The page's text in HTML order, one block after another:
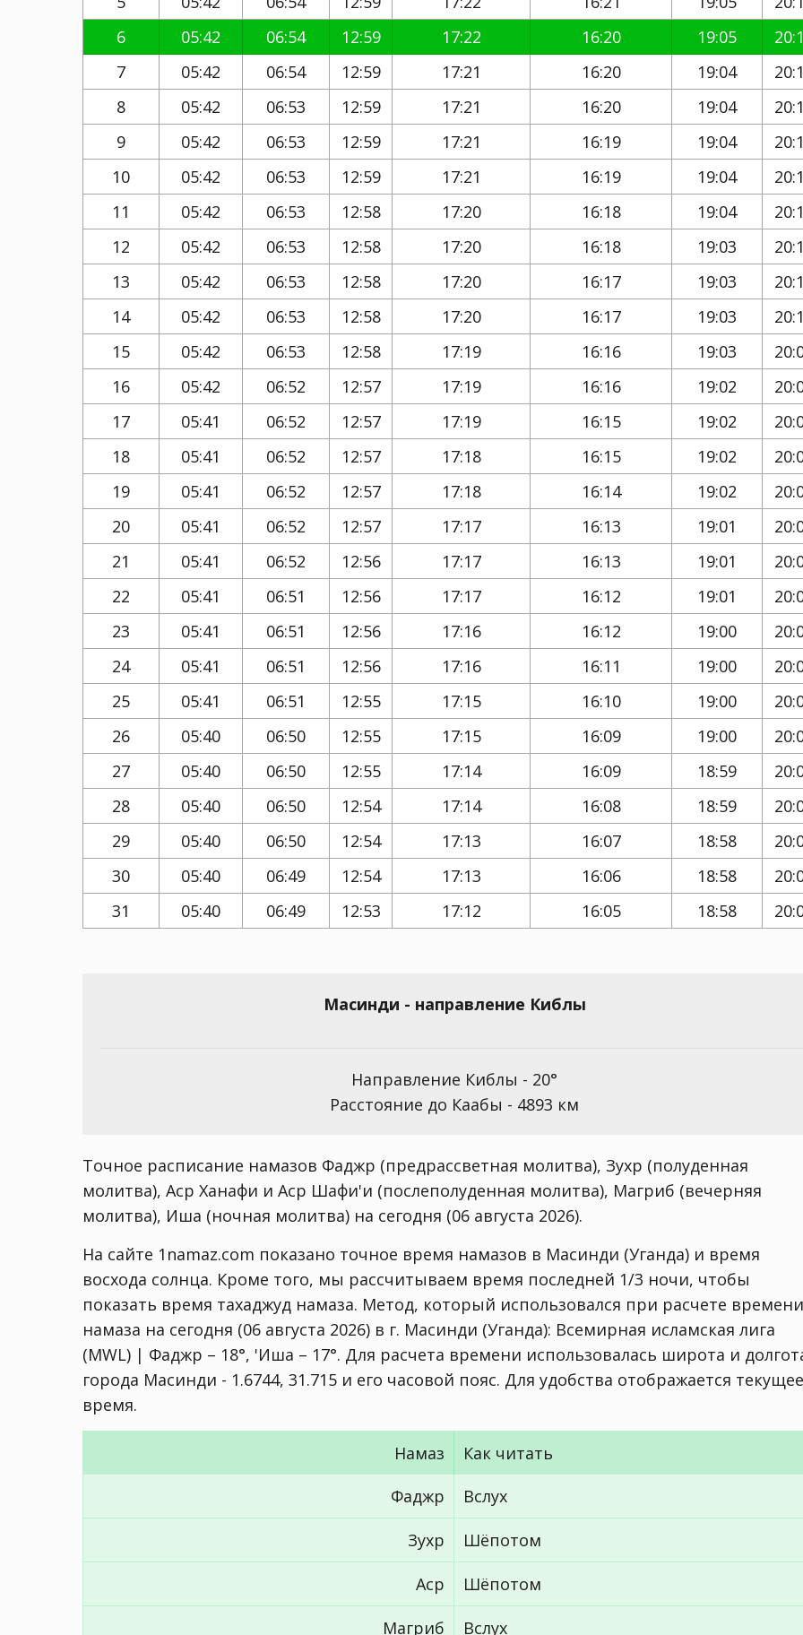
6
05:42 06:54 12:59 17:22 16:20 19:05
7
05:42 06:54 12:59 17:21 16:20 19:04
8
05:42 06:53 12:59 17:21 16:20 19:04
9
05:42 06:53 12:59 17:21 16:19 19:04
10
05:42 06:53 12:59 17:21 16:19 19:04
11
05:42 06:53 12:58 17:20 16:18 19:04
12
05:42 06:53 12:58 17:20 16:18 19:03
13
05:42 06:53 12:58 17:20 16:17 19:03
14
05:42 06:53 12:58 17:20 16:17 19:03
15
05:42 06:53 12:58 17:19 16:16 19:03
16
05:42 06:52 12:57 17:19 16:16 19:02
17
05:41 06:52 12:57 17:19 16:15 19:02
18
05:41 06:52 12:57 17:18 16:15 19:02
19
05:41 06:52 12:57 17:18 16:14 19:02
20
05:41 06:52 12:57 17:17 16:13 19:01
21
05:41 06:52 12:56 17:17 16:13 19:01
22
05:41 06:51 12:56 17:17 16:12 19:01
23
05:41 06:51 12:56 17:16 16:12 19:00
24
05:41 06:51 12:56 17:16 16:11 19:00
25
05:41 06:51 12:55 17:15 16:10 19:00
26
05:40 06:50 12:55 17:15 16:09 19:00
27
05:40 06:50 12:55 17:14 16:09 18:59
28
05:40 06:50 12:54 17:14 16:08 18:59
29
05:40 06:50 12:54 17:13 16:07 18:58
30
05:40 06:49 12:54 17:13 16:06 18:58
31
05:40 06:49 12:53 17:12 16:05 18:58
Масинди - направление Киблы
Направление Киблы - 20°
Расстояние до Каабы - 4893 км
Точное расписание намазов Фаджр (предрассветная молитва), Зухр (полуденная
молитва), Аср Ханафи и Аср Шафи'и (послеполуденная молитва), Магриб (вечерняя
молитва), Иша (ночная молитва) на сегодня (06 августа 2026).
На сайте 1namaz.com показано точное время намазов в Масинди (Уганда) и время
восхода солнца. Кроме того, мы рассчитываем время последней 1/3 ночи, чтобы
показать время тахаджуд намаза. Метод, который использовался при расчете времени
намаза на сегодня (06 августа 2026) в г. Масинди (Уганда): Всемирная исламская лига
(MWL) | Фаджр – 18°, 'Иша – 17°. Для расчета времени использовалась широта и
города Масинди - 1.6744, 31.715 и его часовой пояс. Для удобства отображается текущее
время.
Намаз
Как читать
Фаджр
Вслух
Зухр Шёпотом
Аср Шёпотом
Магриб Вслух